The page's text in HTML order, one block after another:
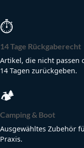
⏱
14 Tage Rückgaberecht
Artikel, die nicht passen
14 Tagen zurückgeben.
🏕
Camping & Boot
Ausgewähltes Zubehör
Praxis.